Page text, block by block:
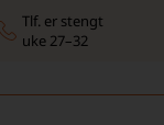
Tlf. er stengt
uke 27–32